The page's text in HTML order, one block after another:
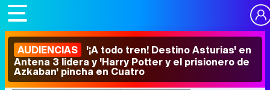
AUDIENCIAS '¡A todo tren! Destino Asturias' en
Antena 3 lidera y 'Harry Potter y el prisionero de
Azkaban' pincha en Cuatro